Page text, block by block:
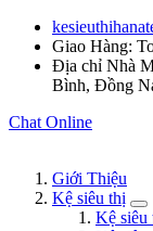
Giao Hàng:
Địa chỉ Nhà
Bình, Đồng
Chat Online
Giới Thiệu
Kệ siêu thị
Kệ siêu